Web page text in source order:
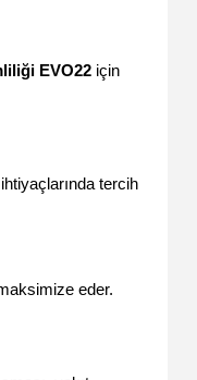
EVO22 için
ihtiyaçlarında tercih
eder.